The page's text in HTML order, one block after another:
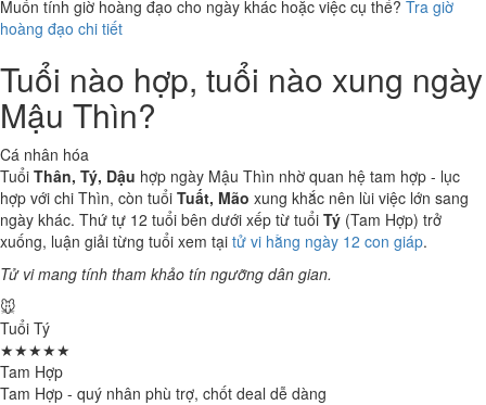
Muốn tính giờ hoàng đạo cho ngày khác hoặc việc cụ thể? Tra giờ
hoàng đạo chi tiết
Tuổi nào hợp, tuổi nào xung ngày
Mậu Thìn?
Cá nhân hóa
Tuổi Thân, Tý, Dậu hợp ngày Mậu Thìn nhờ quan hệ tam hợp - lục
hợp với chi Thìn, còn tuổi Tuất, Mão xung khắc nên lùi việc lớn sang
ngày khác. Thứ tự 12 tuổi bên dưới xếp từ tuổi Tý (Tam Hợp) trở
xuống, luận giải từng tuổi xem tại tử vi hằng ngày 12 con giáp.
Tử vi mang tính tham khảo tín ngưỡng dân gian.
🐭
Tuổi Tý
★★★★★
Tam Hợp
Tam Hợp - quý nhân phù trợ, chốt deal dễ dàng